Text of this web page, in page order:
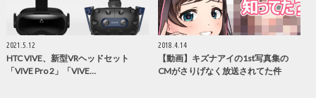
2021.5.12
HTC VIVE、新型VRヘッドセット
「VIVE Pro 2」「VIVE…
2018.4.14
【動画】キズナアイの1st写真集の
CMがさりげなく放送されてた件